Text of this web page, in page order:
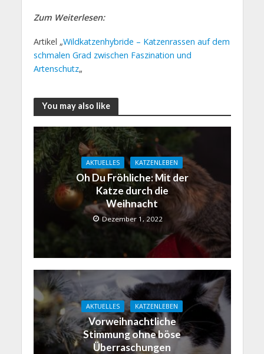
Zum Weiterlesen:
Artikel „Wildkatzenhybride – Katzenrassen auf dem
schmalen Grad zwischen Faszination und
Artenschutz„
You may also like
AKTUELLES KATZENLEBEN
Oh Du Fröhliche: Mit der
Katze durch die
Weihnacht
Dezember 1, 2022
AKTUELLES KATZENLEBEN
Vorweihnachtliche
Stimmung ohne böse
Überraschungen